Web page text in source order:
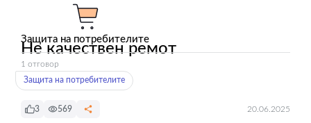
Защита на потребителите
Не качествен ремот
1 отговор
Защита на потребителите
3 569 20.06.2025